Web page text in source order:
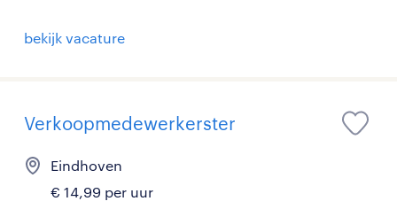
bekijk vacature
Verkoopmedewerkerster
Eindhoven
€ 14,99 per uur